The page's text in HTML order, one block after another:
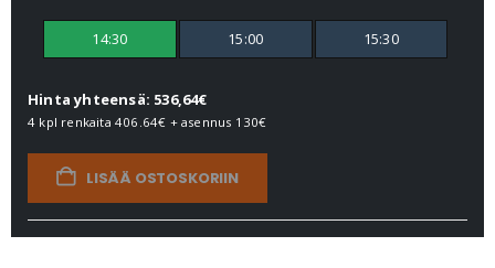
14:30 15:00 15:30
Hinta yhteensä: 536,64€
4 kpl renkaita 406.64€ + asennus 130€
LISÄÄ OSTOSKORIIN